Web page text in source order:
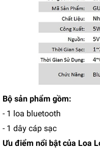
Bộ sản phẩm gồm:
- 1 loa bluetooth
- 1 dây cáp sạc
Ưu điểm nổi bật của Loa